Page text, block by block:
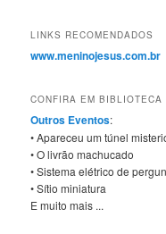
LINKS RECOMENDADOS
www.meninojesus.com.br
CONFIRA EM BIBLIOTECA
Outros Eventos:
• Apareceu um túnel
• O livrão machucado
• Sistema elétrico de
• Sítio miniatura
E muito mais ...